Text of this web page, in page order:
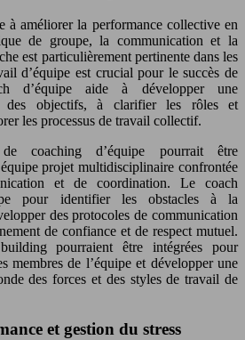
à améliorer la performance collective en
de groupe, la communication et la
est particulièrement pertinente dans les
d’équipe est crucial pour le succès de
d’équipe aide à développer une
des objectifs, à clarifier les rôles et
les processus de travail collectif.
coaching d’équipe pourrait être
équipe projet multidisciplinaire confrontée
et de coordination. Le coach
pour identifier les obstacles à la
des protocoles de communication
de confiance et de respect mutuel.
pourraient être intégrées pour
membres de l’équipe et développer une
des forces et des styles de travail de
et gestion du stress